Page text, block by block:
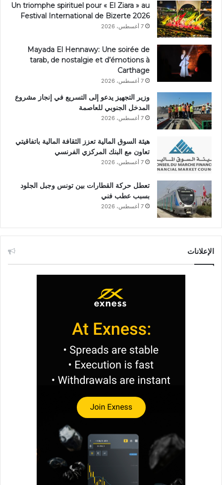
Un triomphe spirituel pour « El Ziara » au
Festival International de Bizerte 2026
7 أغسطس، 2026
Mayada El Hennawy: Une soirée de
tarab, de nostalgie et d’émotions à
Carthage
7 أغسطس، 2026
وزير التجهيز يدعو إلى التسريع في إنجاز مشروع
المدخل الجنوبي للعاصمة
7 أغسطس، 2026
هيئة السوق المالية تعزز الثقافة المالية باتفاقيتي
تعاون مع البنك المركزي الفرنسي
7 أغسطس، 2026
تعطل حركة القطارات بين تونس وجبل الجلود
بسبب عطب فني
7 أغسطس، 2026
الإعلانات